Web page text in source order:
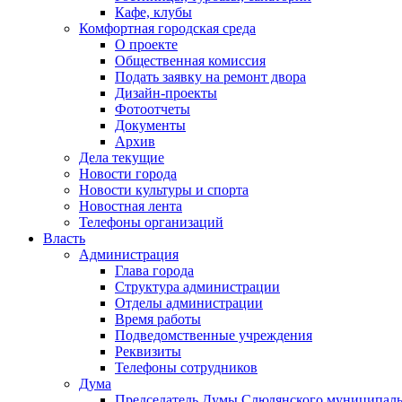
Кафе, клубы
Комфортная городская среда
О проекте
Общественная комиссия
Подать заявку на ремонт двора
Дизайн-проекты
Фотоотчеты
Документы
Архив
Дела текущие
Новости города
Новости культуры и спорта
Новостная лента
Телефоны организаций
Власть
Администрация
Глава города
Структура администрации
Отделы администрации
Время работы
Подведомственные учреждения
Реквизиты
Телефоны сотрудников
Дума